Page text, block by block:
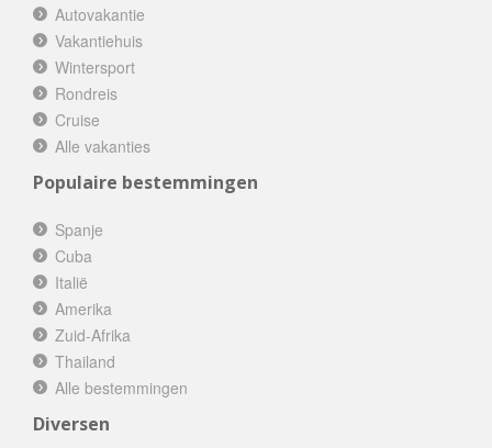
Autovakantie
Vakantiehuis
Wintersport
Rondreis
Cruise
Alle vakanties
Populaire bestemmingen
Spanje
Cuba
Italië
Amerika
Zuid-Afrika
Thailand
Alle bestemmingen
Diversen